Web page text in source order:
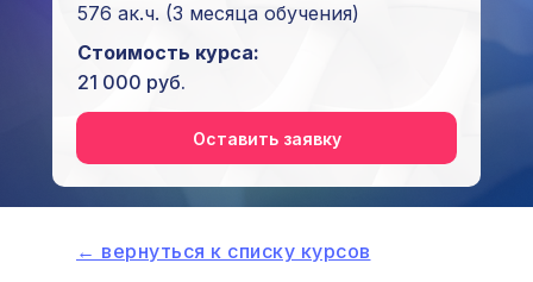
Оставить заявку
Стоимость курса:
21 000 руб.
576 ак.ч. (3 месяца обучения)
← вернуться к списку курсов